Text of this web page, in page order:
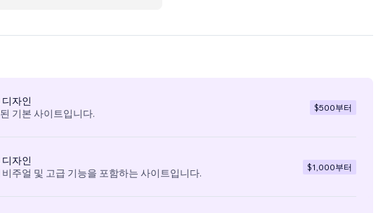
자인
기본 사이트입니다.
$500부터
자인
주얼 및 고급 기능을 포함하는 사이트입니다.
$1,000부터